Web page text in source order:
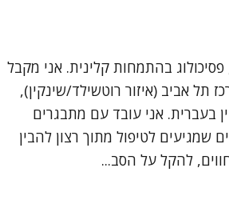
בהתמחות קלינית. אני מקבל
תל אביב (איזור רוטשילד/שינקין),
בעברית. אני עובד עם מתבגרים
שמגיעים לטיפול מתוך רצון להבין
להקל על הסב...